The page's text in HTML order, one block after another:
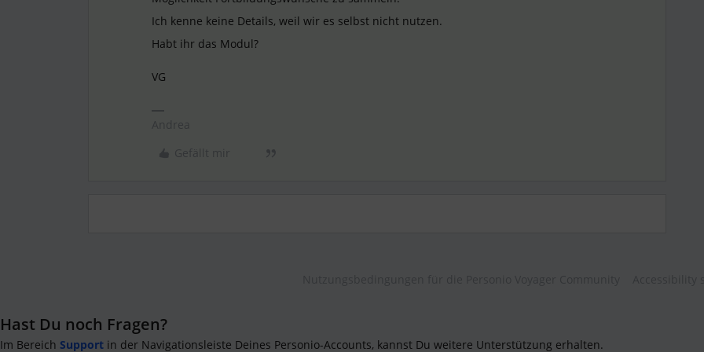
Ich kenne keine Details, weil wir es selbst nicht nutzen.
Habt ihr das Modul?
VG
Hast Du noch Fragen?
Im Bereich Support in der Navigationsleiste Deines Personio-Accounts, kannst Du weitere Unterstützung erhalten.